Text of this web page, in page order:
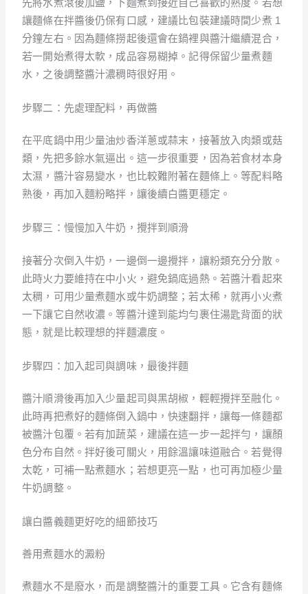
讓麵條在拌醬後仍保有口感，建議比包裝建議時間少煮 1
分鐘左右。因為麵條撈起後還會在鍋裡與醬汁繼續混合，
若一開始煮得太軟，成品容易糊掉。記得保留少量煮麵
水，之後調整醬汁濃稠時很好用。
步驟二：先處理配料，再做醬
在平底鍋中用少量油炒香洋蔥或蒜末，接著放入肉類或菇
類，先把多餘水氣逼出。這一步很重要，因為若食材本身
太濕，醬汁容易變水，也比較難附著在麵條上。等配料略
熟後，再加入麵粉略拌，讓後續白醬更穩定。
步驟三：慢慢加入牛奶，攪拌到順滑
接著分次倒入牛奶，一邊倒一邊攪拌，讓粉類充分分散。
此時火力要維持在中小火，避免鍋底過熱。若醬汁看起來
太稠，可用少量煮麵水或牛奶調整；若太稀，就再小火煮
一下讓它自然收濃。等醬汁達到能均勻裹住湯匙背面的狀
態，就是比較理想的拌麵濃度。
步驟四：加入起司與調味，最後拌麵
醬汁順滑後再加入少量起司與黑胡椒，輕輕攪拌至融化。
此時再把煮好的麵條倒入鍋中，快速翻拌，讓每一條麵都
被醬汁包覆。若有加蔬菜，建議在這一步一起拌勻，讓顏
色分布自然。拌好後可關火，用餘溫讓味道融合。若覺得
太乾，可補一點煮麵水；若想更亮一點，也可再加極少量
牛奶調整。
讓白醬義麵更好吃的細節技巧
善用煮麵水的澱粉
煮麵水不是廢水，而是調整醬汁的重要工具。它含有麵條